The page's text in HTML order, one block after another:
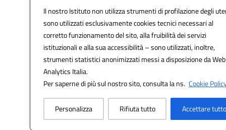
Il nostro Istituto non utilizza strumenti di profilazione degli
sono utilizzati esclusivamente cookies tecnici necessari al
corretto funzionamento del sito, alla fruibilità dei servizi
istituzionali e alla sua accessibilità – sono utilizzati, inoltre,
strumenti statistici anonimizzati messi a disposizione da Web
Analytics Italia.
Per saperne di più sul nostro sito, consulta la ns. Cookie
Personalizza Rifiuta tutto Accettare